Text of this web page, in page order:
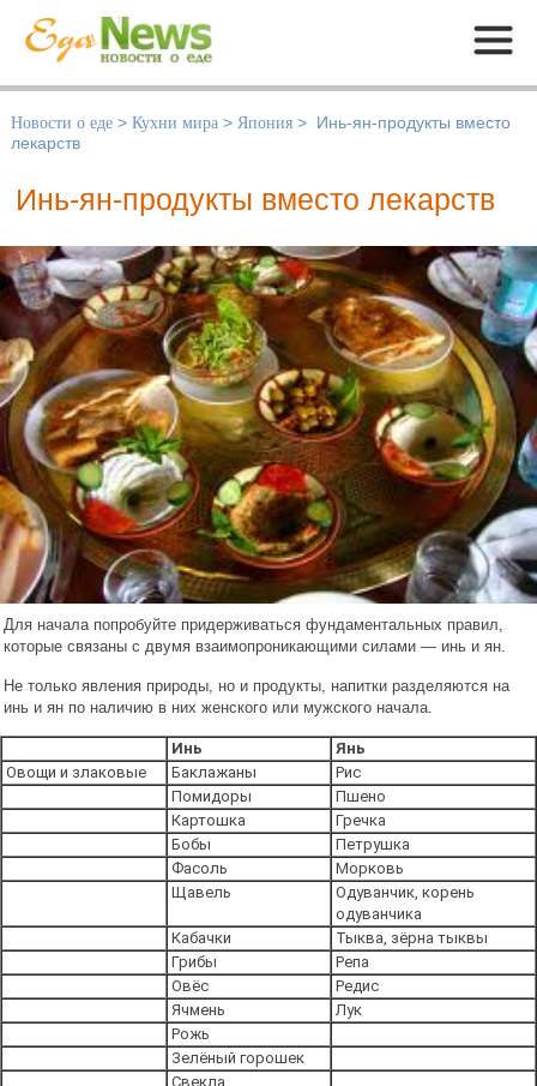
Меню
Новости о еде > Кухни мира > Япония > Инь-ян-продукты вместо
лекарств
Инь-ян-продукты вместо лекарств
Для начала попробуйте придерживаться фундаментальных правил,
которые связаны с двумя взаимопроникающими силами — инь и ян.
Не только явления природы, но и продукты, напитки разделяются на
инь и ян по наличию в них женского или мужского начала.
Инь
Янь
Овощи и злаковые
Баклажаны
Рис
Помидоры
Пшено
Картошка
Гречка
Бобы
Петрушка
Фасоль
Морковь
Щавель
Одуванчик, корень
одуванчика
Кабачки
Тыква, зёрна тыквы
Грибы
Репа
Овёс
Редис
Ячмень
Лук
Рожь
Зелёный горошек
Свекла